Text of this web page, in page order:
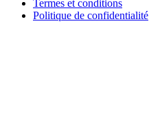
Termes et conditions
Politique de confidentialité